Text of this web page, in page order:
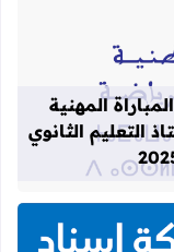
عن لوائح نهائية بأسماء
المهنية
التعليم الثانوي